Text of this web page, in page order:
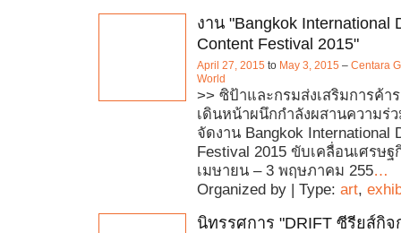
งาน "Bangkok International
Content Festival 2015"
April 27, 2015 to May 3, 2015 – Centara
World
>> ซิป้าและกรมส่งเสริมการค้า
เดินหน้าผนึกกำลังผสานความร่
จัดงาน Bangkok International
Festival 2015 ขับเคลื่อนเศรษ
เมษายน – 3 พฤษภาคม 255…
Organized by | Type: art,
นิทรรศการ "DRIFT ซีรียส์กิ